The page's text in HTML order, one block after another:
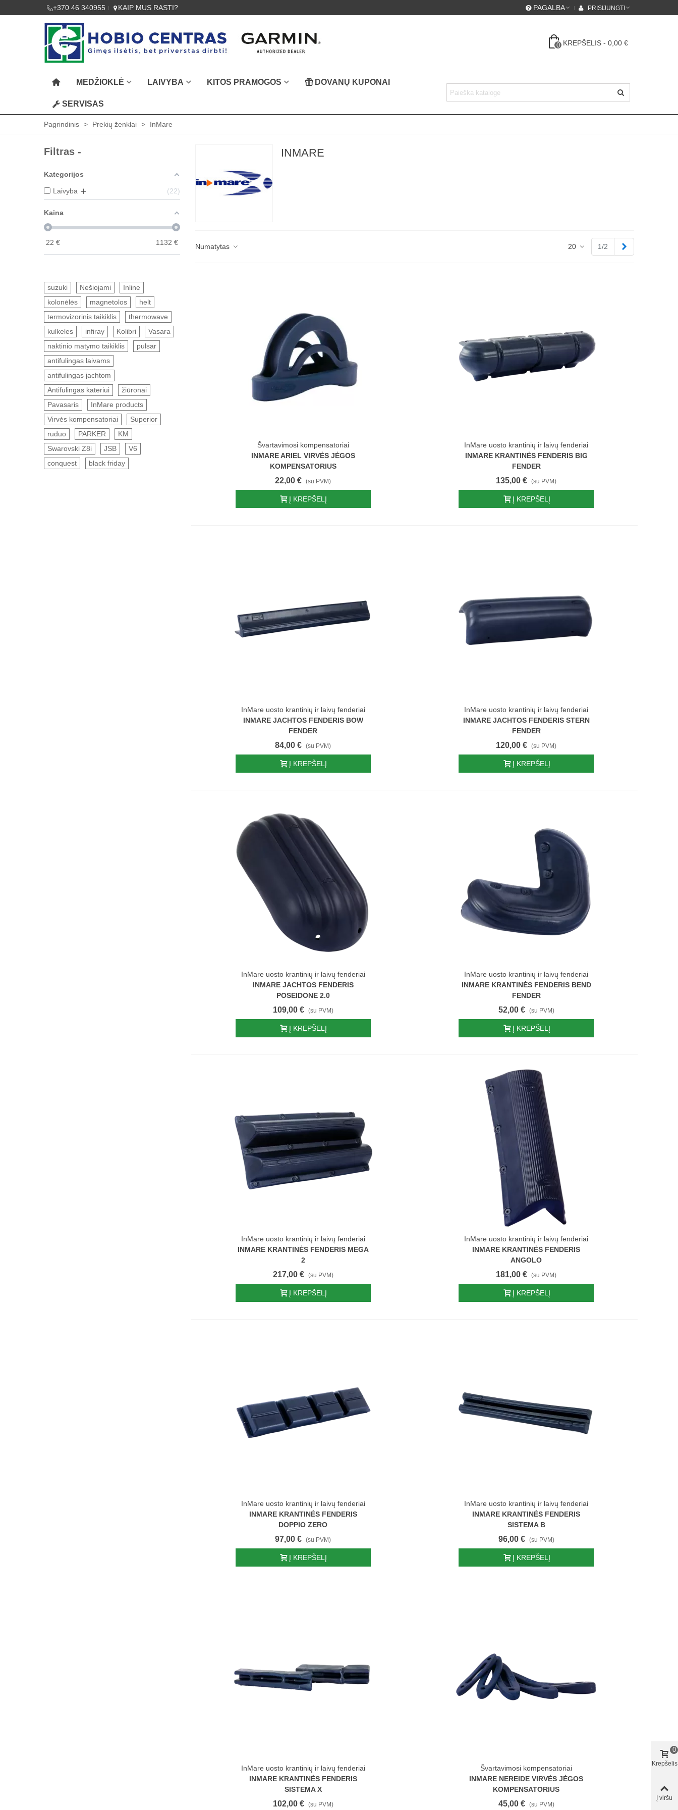
+370 46 340955 KAIP MUS RASTI? PAGALBA PRISIJUNGTI
0 KREPŠELIS - 0,00 €
MEDŽIOKLĖ LAIVYBA KITOS PRAMOGOS DOVANŲ KUPONAI
SERVISAS
Pagrindinis > Prekių ženklai > InMare
Filtras -
Kategorijos
Laivyba 22
Kaina
22 € 1132 €
suzuki Nešiojami
Inline
kolonėlės
magnetolos
helt
termovizorinis taikiklis
thermowave
kulkeles
infiray Kolibri
Vasara
naktinio matymo taikiklis
pulsar
antifulingas laivams
antifulingas jachtom
Antifulingas kateriui
žiūronai
Pavasaris
InMare products
Virvės kompensatoriai
Superior
ruduo
PARKER
KM
Swarovski Z8i
JSB
V6
conquest
black friday
INMARE
Numatytas 20 1/2
Švartavimosi kompensatoriai
INMARE ARIEL VIRVĖS JĖGOS
KOMPENSATORIUS
22,00 € (su PVM)
Į KREPŠELĮ
InMare uosto krantinių ir laivų fenderiai
INMARE KRANTINĖS FENDERIS BIG
FENDER
135,00 € (su PVM)
Į KREPŠELĮ
InMare uosto krantinių ir laivų fenderiai
INMARE JACHTOS FENDERIS BOW
FENDER
84,00 € (su PVM)
Į KREPŠELĮ
InMare uosto krantinių ir laivų fenderiai
INMARE JACHTOS FENDERIS STERN
FENDER
120,00 € (su PVM)
Į KREPŠELĮ
InMare uosto krantinių ir laivų fenderiai
INMARE JACHTOS FENDERIS
POSEIDONE 2.0
109,00 € (su PVM)
Į KREPŠELĮ
InMare uosto krantinių ir laivų fenderiai
INMARE KRANTINĖS FENDERIS BEND
FENDER
52,00 € (su PVM)
Į KREPŠELĮ
InMare uosto krantinių ir laivų fenderiai
INMARE KRANTINĖS FENDERIS MEGA
2
217,00 € (su PVM)
Į KREPŠELĮ
InMare uosto krantinių ir laivų fenderiai
INMARE KRANTINĖS FENDERIS
ANGOLO
181,00 € (su PVM)
Į KREPŠELĮ
InMare uosto krantinių ir laivų fenderiai
INMARE KRANTINĖS FENDERIS
DOPPIO ZERO
97,00 € (su PVM)
Į KREPŠELĮ
InMare uosto krantinių ir laivų fenderiai
INMARE KRANTINĖS FENDERIS
SISTEMA B
96,00 € (su PVM)
Į KREPŠELĮ
InMare uosto krantinių ir laivų fenderiai
INMARE KRANTINĖS FENDERIS
SISTEMA X
102,00 € (su PVM)
Švartavimosi kompensatoriai
INMARE NEREIDE VIRVĖS JĖGOS
KOMPENSATORIUS
45,00 € (su PVM)
Krepšelis
0
Į viršu